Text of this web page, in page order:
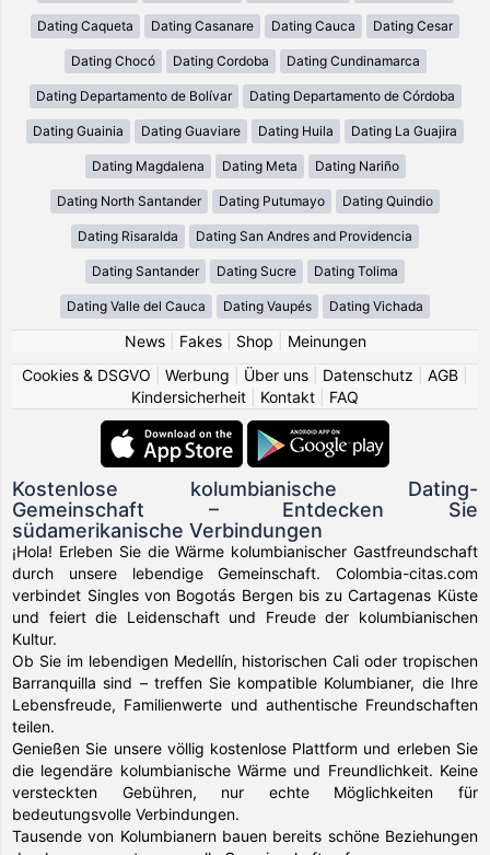
Dating Caqueta Dating Casanare Dating Cauca Dating Cesar
Dating Chocó Dating Cordoba Dating Cundinamarca
Dating Departamento de Bolívar Dating Departamento de Córdoba
Dating Guainia Dating Guaviare Dating Huila Dating La Guajira
Dating Magdalena Dating Meta Dating Nariño
Dating North Santander Dating Putumayo Dating Quindio
Dating Risaralda Dating San Andres and Providencia
Dating Santander Dating Sucre Dating Tolima
Dating Valle del Cauca Dating Vaupés Dating Vichada
News| Fakes| Shop
Meinungen
Cookies & DSGVO
Werbung Über uns Datenschutz AGB
Kindersicherheit
Kontakt FAQ
Kostenlose kolumbianische Dating-
Gemeinschaft – Entdecken Sie
südamerikanische Verbindungen
¡Hola! Erleben Sie die Wärme kolumbianischer Gastfreundschaft
durch unsere lebendige Gemeinschaft. Colombia-citas.com
verbindet Singles von Bogotás Bergen bis zu Cartagenas Küste
und feiert die Leidenschaft und Freude der kolumbianischen
Kultur.
Ob Sie im lebendigen Medellín, historischen Cali oder tropischen
Barranquilla sind – treffen Sie kompatible Kolumbianer, die Ihre
Lebensfreude, Familienwerte und authentische Freundschaften
teilen.
Genießen Sie unsere völlig kostenlose Plattform und erleben Sie
die legendäre kolumbianische Wärme und Freundlichkeit. Keine
versteckten Gebühren, nur echte Möglichkeiten für
bedeutungsvolle Verbindungen.
Tausende von Kolumbianern bauen bereits schöne Beziehungen